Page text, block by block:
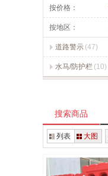
按价格：
按地区：
道路警示 (47)
水马/防护栏 (10)
搜索商品
列表 大图